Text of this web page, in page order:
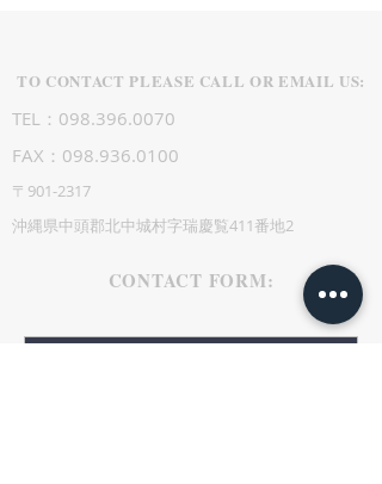
TO CONTACT PLEASE CALL OR EMAIL US:
TEL：098.396.0070
FAX：098.936.0100
〒901-2317
沖縄県中頭郡北中城村字瑞慶覧411番地2
CONTACT FORM: